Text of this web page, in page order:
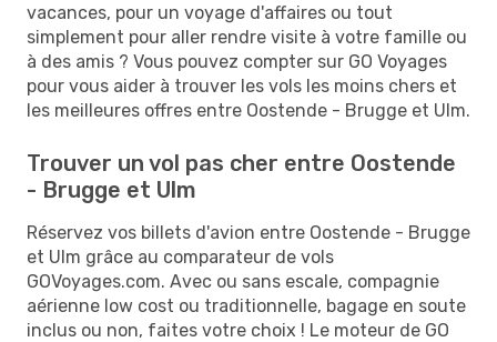
vacances, pour un voyage d'affaires ou tout
simplement pour aller rendre visite à votre famille ou
à des amis ? Vous pouvez compter sur GO Voyages
pour vous aider à trouver les vols les moins chers et
les meilleures offres entre Oostende - Brugge et Ulm.
Trouver un vol pas cher entre Oostende
- Brugge et Ulm
Réservez vos billets d'avion entre Oostende - Brugge
et Ulm grâce au comparateur de vols
GOVoyages.com. Avec ou sans escale, compagnie
aérienne low cost ou traditionnelle, bagage en soute
inclus ou non, faites votre choix ! Le moteur de GO